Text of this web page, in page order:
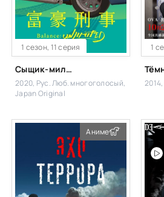
1 сезон, 11 серия
Сыщик-миллионер. Баланс: Неограничен
2020, Рус. Люб. многоголосый,
Japan Original
1
Аниме